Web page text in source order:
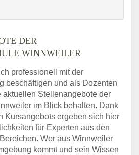
DER
WINNWEILER
professionell mit der
beschäftigen und als Dozenten
aktuellen Stellenangebote der
im Blick behalten. Dank
Kursangebots ergeben sich hier
für Experten aus den
Wer aus Winnweiler
kommt und sein Wissen